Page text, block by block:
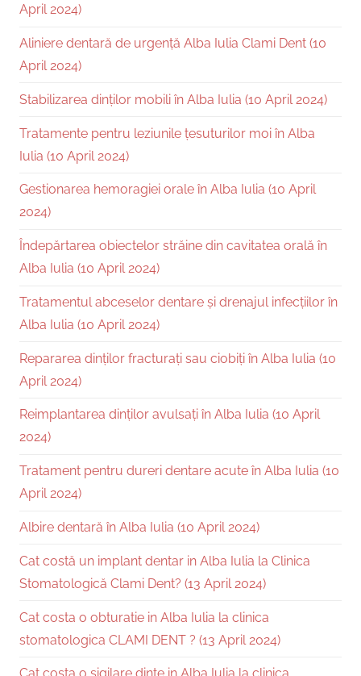
April 2024)
Aliniere dentară de urgență Alba Iulia Clami Dent (10
April 2024)
Stabilizarea dinților mobili în Alba Iulia (10 April 2024)
Tratamente pentru leziunile țesuturilor moi în Alba
Iulia (10 April 2024)
Gestionarea hemoragiei orale în Alba Iulia (10 April
2024)
Îndepărtarea obiectelor străine din cavitatea orală în
Alba Iulia (10 April 2024)
Tratamentul abceselor dentare și drenajul infecțiilor în
Alba Iulia (10 April 2024)
Repararea dinților fracturați sau ciobiți în Alba Iulia (10
April 2024)
Reimplantarea dinților avulsați în Alba Iulia (10 April
2024)
Tratament pentru dureri dentare acute în Alba Iulia (10
April 2024)
Albire dentară în Alba Iulia (10 April 2024)
Cat costă un implant dentar in Alba Iulia la Clinica
Stomatologică Clami Dent? (13 April 2024)
Cat costa o obturatie in Alba Iulia la clinica
stomatologica CLAMI DENT ? (13 April 2024)